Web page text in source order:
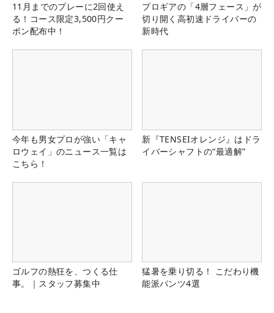
11月までのプレーに2回使え
る！コース限定3,500円クー
ポン配布中！
プロギアの「4層フェース」が
切り開く高初速ドライバーの
新時代
今年も男女プロが強い「キャ
ロウェイ」のニュース一覧は
こちら！
新『TENSEIオレンジ』はドラ
イバーシャフトの“最適解”
ゴルフの熱狂を、つくる仕
事。｜スタッフ募集中
猛暑を乗り切る！ こだわり機
能派パンツ4選